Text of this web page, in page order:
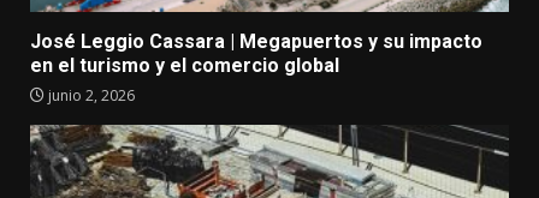
José Leggio Cassara | Megapuertos y su impacto
en el turismo y el comercio global
junio 2, 2026